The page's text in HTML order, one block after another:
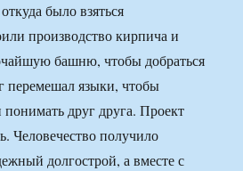
было взяться
производство кирпича и
башню, чтобы добраться
перемешал языки, чтобы
понимать друг друга. Проект
Человечество получило
долгострой, а вместе с